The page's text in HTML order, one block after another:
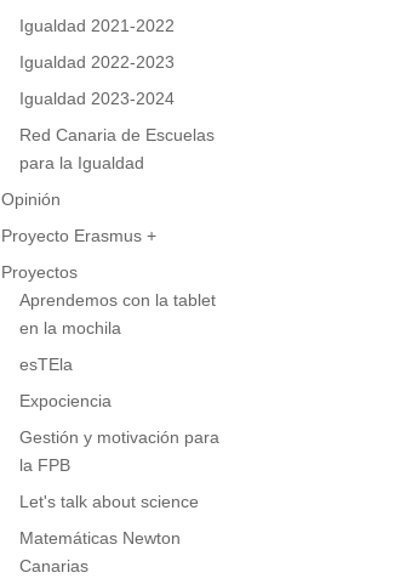
Igualdad 2021-2022
Igualdad 2022-2023
Igualdad 2023-2024
Red Canaria de Escuelas
para la Igualdad
Opinión
Proyecto Erasmus +
Proyectos
Aprendemos con la tablet
en la mochila
esTEla
Expociencia
Gestión y motivación para
la FPB
Let's talk about science
Matemáticas Newton
Canarias